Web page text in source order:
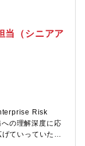
る顧客情報・顧
通信業、エンタ
た研究開発領域で
業など）■生成AI
ス改革（各種業
を推進するポジ
活用まで一気通
目に見えるイン
境です。■業界ト
ノウハウ・知見
豊富にありま
当（シニアア
Risk
の理解深度に応
ていっていただ